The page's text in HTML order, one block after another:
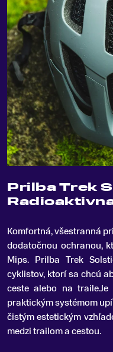
Prilba Trek
Komfortná, všestranná
dodatočnou ochranou,
Mips. Prilba Trek
cyklistov, ktorí sa chcú
ceste alebo na
praktickým systémom
čistým estetickým
medzi trailom a cestou.